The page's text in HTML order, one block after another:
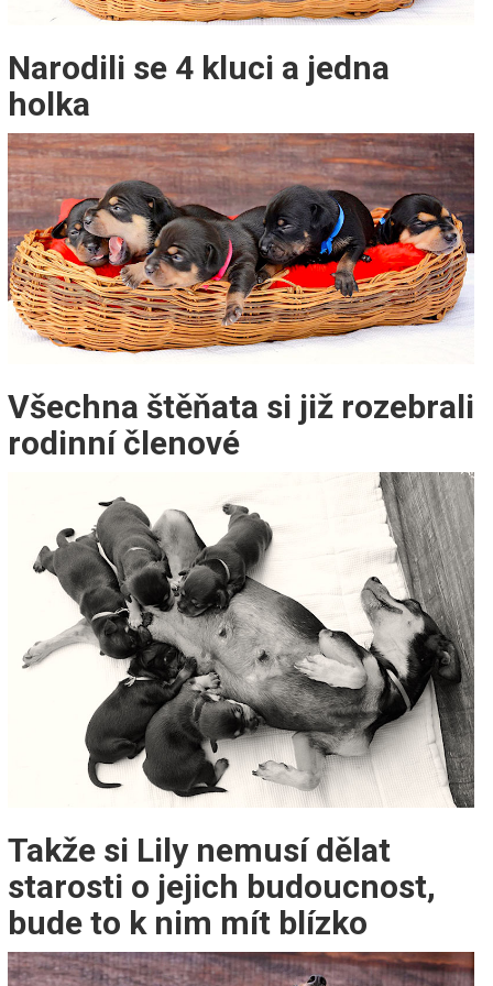
Narodili se 4 kluci a jedna
holka
Všechna štěňata si již rozebrali
rodinní členové
Takže si Lily nemusí dělat
starosti o jejich budoucnost,
bude to k nim mít blízko